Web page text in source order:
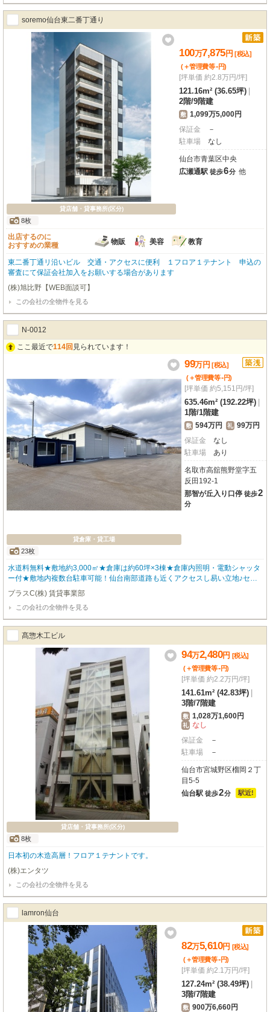
soremo仙台東二番丁通り
貸店舗・貸事務所(区分)
8枚
100万7,875円 [税込]
(＋管理費等-円)
[坪単価 約2.8万円/坪]
121.16m² (36.65坪)
2階/9階建
敷 1,099万5,000円
保証金
－
駐車場
なし
仙台市青葉区中央
広瀬通駅 徒歩6分 他
出店するのに
おすすめの業種
物販 美容 教育
東二番丁通リ沿いビル 交通・アクセスに便利 １フロア１テナント 申込の
審査にて保証会社加入をお願いする場合があります
(株)旭比野【WEB面談可】
この会社の全物件を見る
N-0012
ここ最近で114回 見られています！
貸倉庫・貸工場
23枚
99万円 [税込]
(＋管理費等-円)
[坪単価 約5,151円/坪]
635.46m² (192.22坪)
1階/1階建
敷 594万円 礼 99万円
保証金
なし
駐車場
あり
名取市高舘熊野堂字五
反田192-1
那智が丘入り口停 徒歩2
分
水道料無料★敷地約3,000㎡★倉庫は約60坪×3棟★倉庫内照明・電動シャッタ
ー付★敷地内複数台駐車可能！仙台南部道路も近くアクセスし易い立地♪セパ
レートされた事務所もあるので作業音などの心配もございません♪中古車販売
店や大量の商品保管の拠点にオススメ♪
プラスC(株) 賃貸事業部
この会社の全物件を見る
髙惣木工ビル
貸店舗・貸事務所(区分)
8枚
94万2,480円 [税込]
(＋管理費等-円)
[坪単価 約2.2万円/坪]
141.61m² (42.83坪)
3階/7階建
敷 1,028万1,600円
礼 なし
保証金
－
駐車場
－
仙台市宮城野区榴岡２丁
目5-5
仙台駅 徒歩2分 駅近!
日本初の木造高層！フロア１テナントです。
(株)エンタツ
この会社の全物件を見る
lamron仙台
82万5,610円 [税込]
(＋管理費等-円)
[坪単価 約2.1万円/坪]
127.24m² (38.49坪)
3階/7階建
敷 900万6,660円